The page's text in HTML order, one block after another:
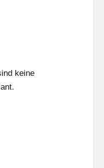
keine